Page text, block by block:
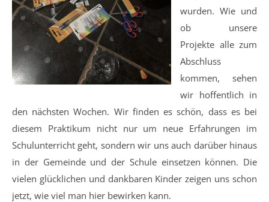
wurden. Wie und
ob unsere
Projekte alle zum
Abschluss
kommen, sehen
wir hoffentlich in
den nächsten Wochen. Wir finden es schön, dass es bei
diesem Praktikum nicht nur um neue Erfahrungen im
Schulunterricht geht, sondern wir uns auch darüber hinaus
in der Gemeinde und der Schule einsetzen können. Die
vielen glücklichen und dankbaren Kinder zeigen uns schon
jetzt, wie viel man hier bewirken kann.